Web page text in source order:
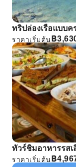
ทริปล่องเรือแบบค
฿
ราคาเริ่มต้น
ทัวร์ชิมอาหารรส
฿
ราคาเริ่มต้น